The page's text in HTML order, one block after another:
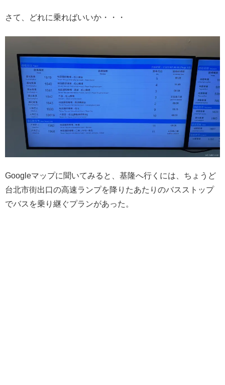
さて、どれに乗ればいいか・・・
Googleマップに聞いてみると、基隆へ行くには、ちょうど
台北市街出口の高速ランプを降りたあたりのバスストップ
でバスを乗り継ぐプランがあった。